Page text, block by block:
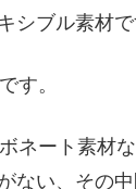
シブル素材で
す。
ネート素材
ない、その中